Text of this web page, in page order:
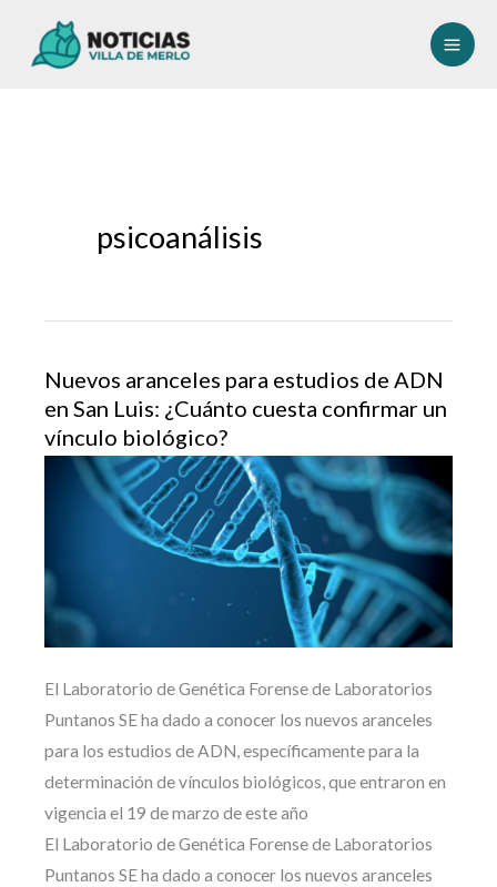
psicoanálisis
Nuevos aranceles para estudios de ADN
en San Luis: ¿Cuánto cuesta confirmar un
vínculo biológico?
El Laboratorio de Genética Forense de Laboratorios
Puntanos SE ha dado a conocer los nuevos aranceles
para los estudios de ADN, específicamente para la
determinación de vínculos biológicos, que entraron en
vigencia el 19 de marzo de este año
El Laboratorio de Genética Forense de Laboratorios
Puntanos SE ha dado a conocer los nuevos aranceles